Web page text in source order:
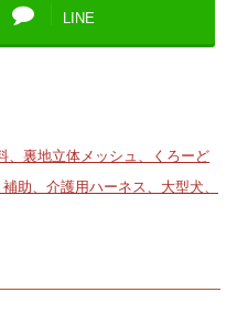
LINE
、裏地立体メッシュ、くろーど
助、介護用ハーネス、大型犬、